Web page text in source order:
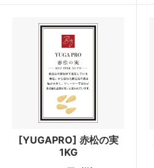
[YUGAPRO] 赤松の実
1KG